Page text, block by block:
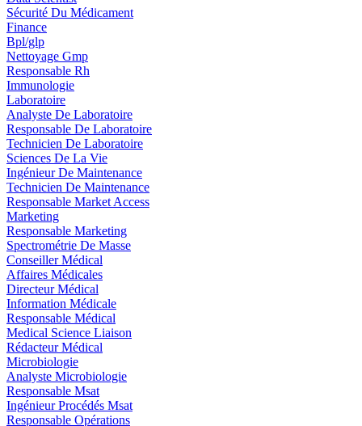
Sécurité Du Médicament
Finance
Bpl/glp
Nettoyage Gmp
Responsable Rh
Immunologie
Laboratoire
Analyste De Laboratoire
Responsable De Laboratoire
Technicien De Laboratoire
Sciences De La Vie
Ingénieur De Maintenance
Technicien De Maintenance
Responsable Market Access
Marketing
Responsable Marketing
Spectrométrie De Masse
Conseiller Médical
Affaires Médicales
Directeur Médical
Information Médicale
Responsable Médical
Medical Science Liaison
Rédacteur Médical
Microbiologie
Analyste Microbiologie
Responsable Msat
Ingénieur Procédés Msat
Responsable Opérations